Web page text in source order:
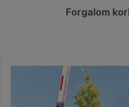
Forgalom